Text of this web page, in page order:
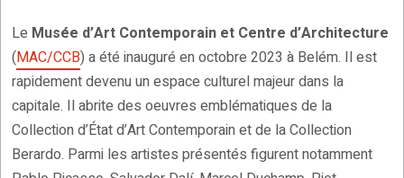
Le Musée d’Art Contemporain et Centre d’Architecture
(MAC/CCB) a été inauguré en octobre 2023 à Belém. Il est
rapidement devenu un espace culturel majeur dans la
capitale. Il abrite des oeuvres emblématiques de la
Collection d’État d’Art Contemporain et de la Collection
Berardo. Parmi les artistes présentés figurent notamment